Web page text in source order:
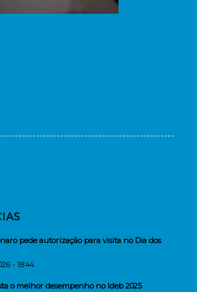
pede autorização para visita no Dia dos
- 18:44
o melhor desempenho no Ideb 2025